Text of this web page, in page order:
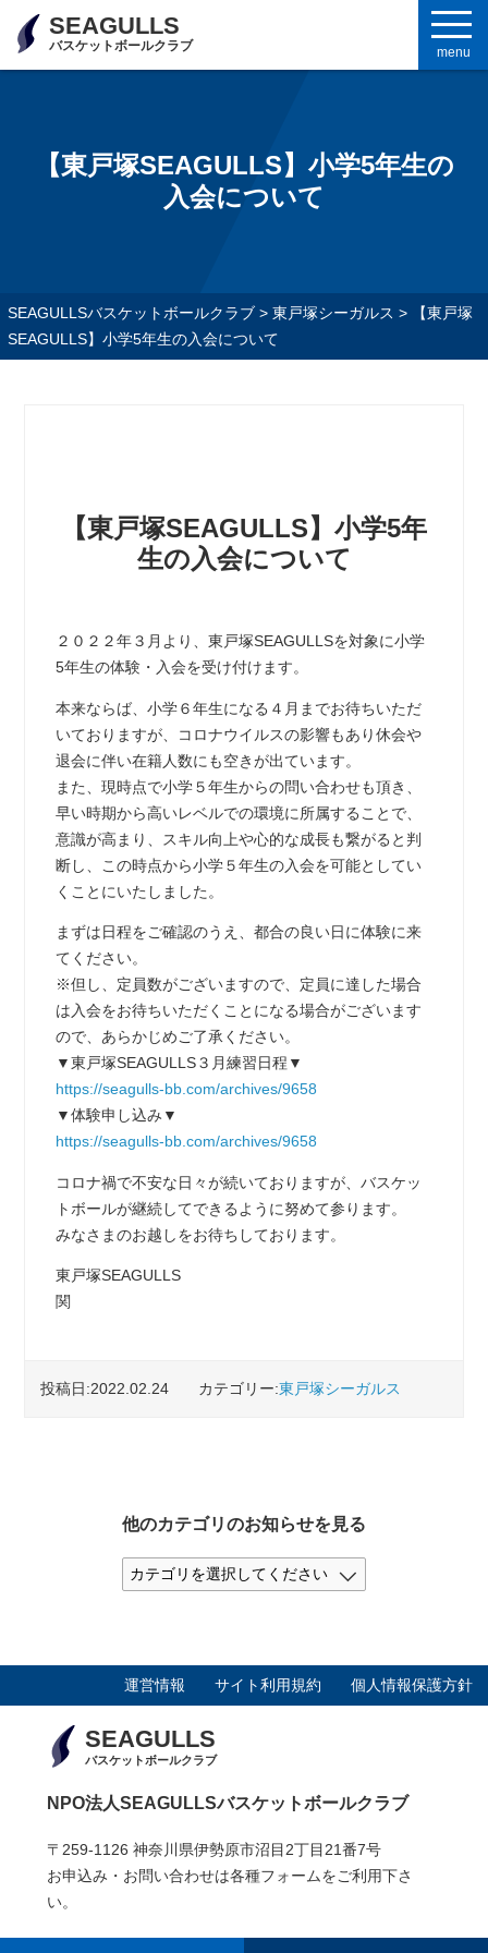
SEAGULLS
バスケットボールクラブ menu
【東戸塚SEAGULLS】小学5年生の
入会について
SEAGULLSバスケットボールクラブ> 東戸塚シーガルス >
【東戸塚
SEAGULLS】小学5年生の入会について
【東戸塚SEAGULLS】小学5年
生の入会について
２０２２年３月より、東戸塚SEAGULLSを対象に小学
5年生の体験・入会を受け付けます。
本来ならば、小学６年生になる４月までお待ちいただ
いておりますが、コロナウイルスの影響もあり休会や
退会に伴い在籍人数にも空きが出ています。
また、現時点で小学５年生からの問い合わせも頂き、
早い時期から高いレベルでの環境に所属することで、
意識が高まり、スキル向上や心的な成長も繋がると判
断し、この時点から小学５年生の入会を可能としてい
くことにいたしました。
まずは日程をご確認のうえ、都合の良い日に体験に来
てください。
※但し、定員数がございますので、定員に達した場合
は入会をお待ちいただくことになる場合がございます
ので、あらかじめご了承ください。
▼東戸塚SEAGULLS３月練習日程▼
https://seagulls-bb.com/archives/9658
▼体験申し込み▼
https://seagulls-bb.com/archives/9658
コロナ禍で不安な日々が続いておりますが、バスケッ
トボールが継続してできるように努めて参ります。
みなさまのお越しをお待ちしております。
東戸塚SEAGULLS
関
投稿日:2022.02.24 カテゴリー:東戸塚シーガルス
他のカテゴリのお知らせを見る
運営情報 サイト利用規約 個人情報保護方針
SEAGULLS
バスケットボールクラブ
NPO法人SEAGULLSバスケットボールクラブ
〒259-1126 神奈川県伊勢原市沼目2丁目21番7号
お申込み・お問い合わせは各種フォームをご利用下さ
い。